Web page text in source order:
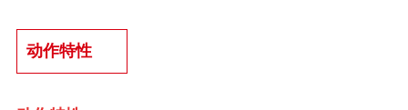
动作特性